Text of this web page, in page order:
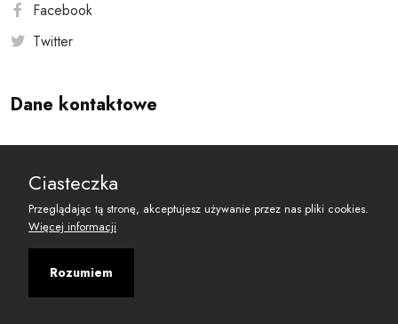
Facebook
Twitter
Dane kontaktowe
reset@resetobywatelski.pl
Ciasteczka
Przeglądając tą stronę, akceptujesz używanie przez nas pliki cookies.
Więcej informacji
Rozumiem